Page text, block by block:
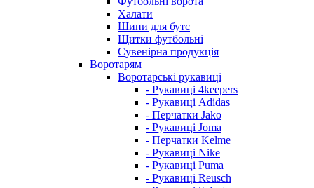
Халати
Шипи для бутс
Щитки футбольні
Сувенірна продукція
Воротарям
Воротарські рукавиці
- Рукавиці 4keepers
- Рукавиці Adidas
- Перчатки Jako
- Рукавиці Joma
- Перчатки Kelme
- Рукавиці Nike
- Рукавиці Puma
- Рукавиці Reusch